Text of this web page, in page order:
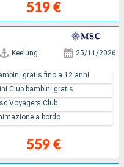
519 €
Keelung 25/11/2026
559 €
gratis fino a 12 anni
Club bambini gratis
Voyagers Club
a bordo